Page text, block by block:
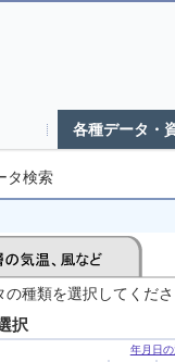
各種データ・
タ検索
種類を選択してくだ
択
年月日